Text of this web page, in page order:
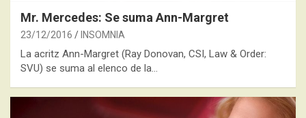
Mr. Mercedes: Se suma Ann-Margret
23/12/2016 INSOMNIA
La acritz Ann-Margret (Ray Donovan, CSI, Law & Order:
SVU) se suma al elenco de la…